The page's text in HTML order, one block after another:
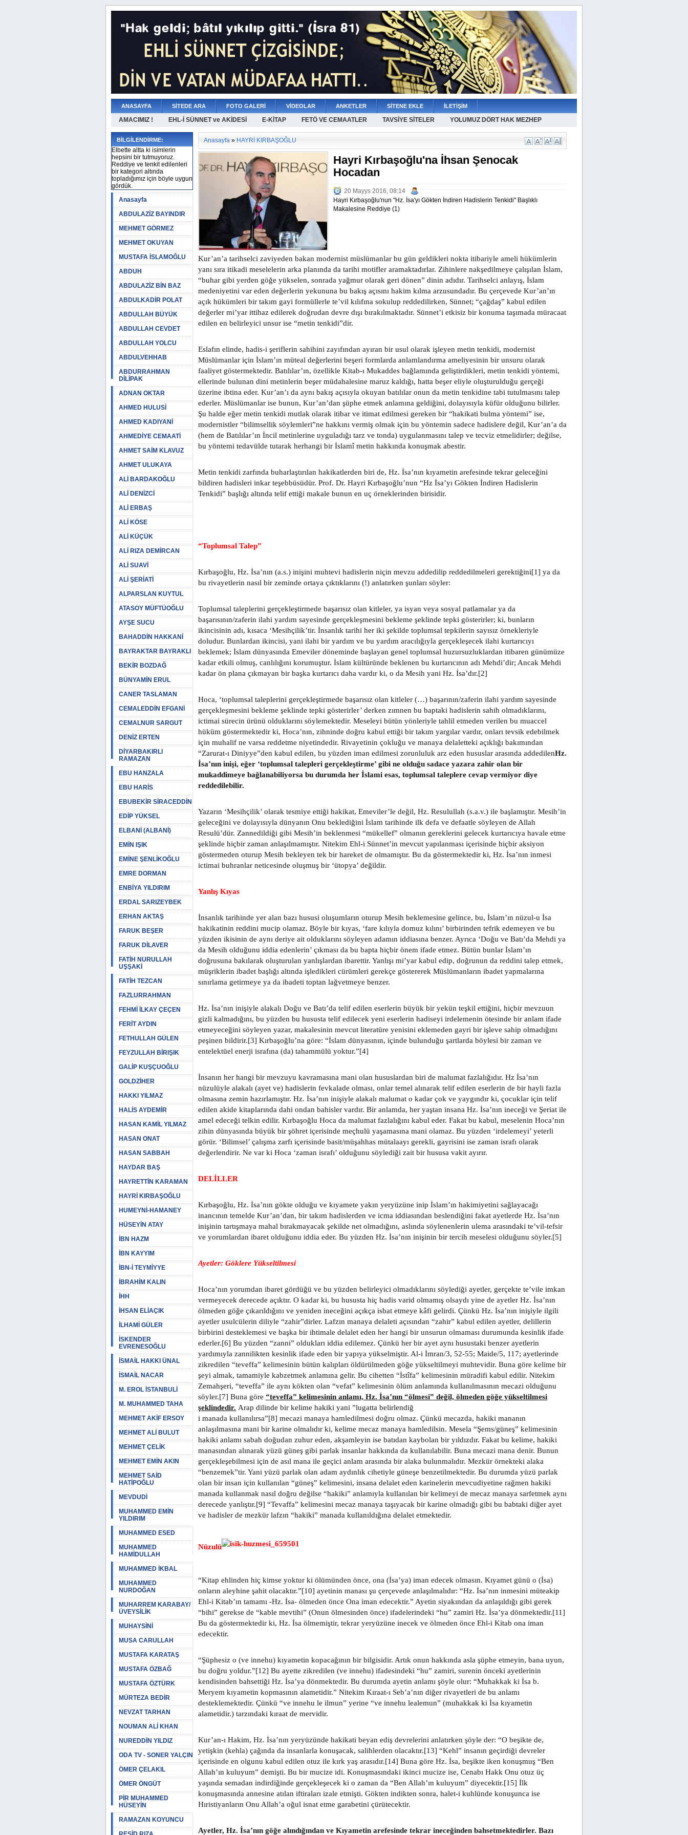
ANASAYFA SİTEDE ARA FOTO GALERİ VİDEOLAR ANKETLER SİTENE EKLE İLETİŞİM
AMACIMIZ ! EHL-İ SÜNNET ve AKİDESİ E-KİTAP FETÖ VE CEMAATLER TAVSİYE SİTELER YOLUMUZ DÖRT HAK MEZHEP
BİLGİLENDİRME:
Elbette altta ki isimlerin
hepsini bir tutmuyoruz.
Reddiye ve tenkit edilenleri
bir kategori altında
topladığımız için böyle uygun
gördük.
Anasayfa
ABDULAZİZ BAYINDIR
MEHMET GÖRMEZ
MEHMET OKUYAN
MUSTAFA İSLAMOĞLU
ABDUH
ABDULAZİZ BİN BAZ
ABDULKADİR POLAT
ABDULLAH BÜYÜK
ABDULLAH CEVDET
ABDULLAH YOLCU
ABDULVEHHAB
ABDURRAHMAN
DİLİPAK
ADNAN OKTAR
AHMED HULUSİ
AHMED KADIYANİ
AHMEDİYE CEMAATİ
AHMET SAİM KLAVUZ
AHMET ULUKAYA
ALİ BARDAKOĞLU
ALİ DENİZCİ
ALİ ERBAŞ
ALİ KÖSE
ALİ KÜÇÜK
ALİ RIZA DEMİRCAN
ALİ SUAVİ
ALİ ŞERİATİ
ALPARSLAN KUYTUL
ATASOY MÜFTÜOĞLU
AYŞE SUCU
BAHADDİN HAKKANİ
BAYRAKTAR BAYRAKLI
BEKİR BOZDAĞ
BÜNYAMİN ERUL
CANER TASLAMAN
CEMALEDDİN EFGANİ
CEMALNUR SARGUT
DENİZ ERTEN
DİYARBAKIRLI
RAMAZAN
EBU HANZALA
EBU HARİS
EBUBEKİR SİRACEDDİN
EDİP YÜKSEL
ELBANİ (ALBANİ)
EMİN IŞIK
EMİNE ŞENLİKOĞLU
EMRE DORMAN
ENBİYA YILDIRIM
ERDAL SARIZEYBEK
ERHAN AKTAŞ
FARUK BEŞER
FARUK DİLAVER
FATİH NURULLAH
UŞŞAKİ
FATİH TEZCAN
FAZLURRAHMAN
FEHMİ İLKAY ÇEÇEN
FERİT AYDIN
FETHULLAH GÜLEN
FEYZULLAH BİRIŞIK
GALİP KUŞÇUOĞLU
GOLDZİHER
HAKKI YILMAZ
HALİS AYDEMİR
HASAN KAMİL YILMAZ
HASAN ONAT
HASAN SABBAH
HAYDAR BAŞ
HAYRETTİN KARAMAN
HAYRİ KIRBAŞOĞLU
HUMEYNİ-HAMANEY
HÜSEYİN ATAY
İBN HAZM
İBN KAYYIM
İBN-İ TEYMİYYE
İBRAHİM KALIN
İHH
İHSAN ELİAÇIK
İLHAMİ GÜLER
İSKENDER
EVRENESOĞLU
İSMAİL HAKKI ÜNAL
İSMAİL NACAR
M. EROL İSTANBULİ
M. MUHAMMED TAHA
MEHMET AKİF ERSOY
MEHMET ALİ BULUT
MEHMET ÇELİK
MEHMET EMİN AKIN
MEHMET SAİD
HATİPOĞLU
MEVDUDİ
MUHAMMED EMİN
YILDIRIM
MUHAMMED ESED
MUHAMMED
HAMİDULLAH
MUHAMMED İKBAL
MUHAMMED
NURDOĞAN
MUHARREM KARABAY/
ÜVEYSİLİK
MUHAYSİNİ
MUSA CARULLAH
MUSTAFA KARATAŞ
MUSTAFA ÖZBAĞ
MUSTAFA ÖZTÜRK
MÜRTEZA BEDİR
NEVZAT TARHAN
NOUMAN ALİ KHAN
NUREDDİN YILDIZ
ODA TV - SONER YALÇIN
ÖMER ÇELAKIL
ÖMER ÖNGÜT
PİR MUHAMMED
HÜSEYİN
RAMAZAN KOYUNCU
Anasayfa » HAYRİ KIRBAŞOĞLU
Hayri Kırbaşoğlu'na İhsan Şenocak
Hocadan
20 Mayys 2016, 08:14
Hayri Kırbaşoğlu'nun "Hz. İsa'yı Gökten İndiren Hadislerin Tenkidi" Başlıklı
Makalesine Reddiye (1)
Kur’an’a tarihselci zaviyeden bakan modernist müslümanlar bu gün geldikleri nokta itibariyle ameli hükümlerin
yanı sıra itikadi meselelerin arka planında da tarihi motifler aramaktadırlar. Zihinlere nakşedilmeye çalışılan İslam,
“buhar gibi yerden göğe yükselen, sonrada yağmur olarak geri dönen” dinin adıdır. Tarihselci anlayış, İslam
medeniyetini var eden değerlerin yekununa bu bakış açısını hakim kılma arzusundadır. Bu çerçevede Kur’an’ın
açık hükümleri bir takım gayi formüllerle te’vil kılıfına sokulup reddedilirken, Sünnet; “çağdaş” kabul edilen
değerler mi’yar ittihaz edilerek doğrudan devre dışı bırakılmaktadır. Sünnet’i etkisiz bir konuma taşımada müracaat
edilen en belirleyici unsur ise “metin tenkidi”dir.
Eslafın elinde, hadis-i şeriflerin sahihini zayıfından ayıran bir usul olarak işleyen metin tenkidi, modernist
Müslümanlar için İslam’ın müteal değerlerini beşeri formlarda anlamlandırma ameliyesinin bir unsuru olarak
faaliyet göstermektedir. Batılılar’ın, özellikle Kitab-ı Mukaddes bağlamında geliştirdikleri, metin tenkidi yöntemi,
ellerinde bulunan dini metinlerin beşer müdahalesine maruz kaldığı, hatta beşer eliyle oluşturulduğu gerçeği
üzerine ibtina eder. Kur’an’ı da aynı bakış açısıyla okuyan batılılar onun da metin tenkidine tabi tutulmasını talep
ederler. Müslümanlar ise bunun, Kur’an’dan şüphe etmek anlamına geldiğini, dolayısıyla küfür olduğunu bilirler.
Şu halde eğer metin tenkidi mutlak olarak itibar ve itimat edilmesi gereken bir “hakikati bulma yöntemi” ise,
modernistler “bilimsellik söylemleri”ne hakkını vermiş olmak için bu yöntemin sadece hadislere değil, Kur’an’a da
(hem de Batılılar’ın İncil metinlerine uyguladığı tarz ve tonda) uygulanmasını talep ve tecviz etmelidirler; değilse,
bu yöntemi tedavülde tutarak herhangi bir İslamî metin hakkında konuşmak abestir.
Metin tenkidi zarfında buharlaştırılan hakikatlerden biri de, Hz. İsa’nın kıyametin arefesinde tekrar geleceğini
bildiren hadisleri inkar teşebbüsüdür. Prof. Dr. Hayri Kırbaşoğlu’nun “Hz İsa’yı Gökten İndiren Hadislerin
Tenkidi” başlığı altında telif ettiği makale bunun en uç örneklerinden birisidir.
“Toplumsal Talep”
Kırbaşoğlu, Hz. İsa’nın (a.s.) inişini muhtevi hadislerin niçin mevzu addedilip reddedilmeleri gerektiğini[1] ya da
bu rivayetlerin nasıl bir zeminde ortaya çıktıklarını (!) anlatırken şunları söyler:
Toplumsal taleplerini gerçekleştirmede başarısız olan kitleler, ya isyan veya sosyal patlamalar ya da
başarısının/zaferin ilahi yardım sayesinde gerçekleşmesini bekleme şeklinde tepki gösterirler; ki, bunların
ikincisinin adı, kısaca ‘Mesihçilik’tir. İnsanlık tarihi her iki şekilde toplumsal tepkilerin sayısız örnekleriyle
doludur. Bunlardan ikincisi, yani ilahi bir yardım ve bu yardım aracılığıyla gerçekleşecek ilahi kurtarıcıyı
beklemek; İslam dünyasında Emeviler döneminde başlayan genel toplumsal huzursuzluklardan itibaren günümüze
kadar etkili olmuş, canlılığını korumuştur. İslam kültüründe beklenen bu kurtarıcının adı Mehdi’dir; Ancak Mehdi
kadar ön plana çıkmayan bir başka kurtarıcı daha vardır ki, o da Mesih yani Hz. İsa’dır.[2]
Hoca, ‘toplumsal taleplerini gerçekleştirmede başarısız olan kitleler (…) başarının/zaferin ilahi yardım sayesinde
gerçekleşmesini bekleme şeklinde tepki gösterirler’ derken zımnen bu baptaki hadislerin sahih olmadıklarını,
ictimai sürecin ürünü olduklarını söylemektedir. Meseleyi bütün yönleriyle tahlil etmeden verilen bu muaccel
hüküm göstermektedir ki, Hoca’nın, zihninde doğru kabul ettiği bir takım yargılar vardır, onları tevsik edebilmek
için muhalif ne varsa reddetme niyetindedir. Rivayetinin çokluğu ve manaya delaletteki açıklığı bakımından
“Zarurat-ı Diniyye”den kabul edilen, bu yüzden iman edilmesi zorunluluk arz eden hususlar arasında addedilenHz.
İsa’nın inişi, eğer ‘toplumsal talepleri gerçekleştirme’ gibi ne olduğu sadace yazara zahir olan bir
mukaddimeye bağlanabiliyorsa bu durumda her İslami esas, toplumsal taleplere cevap vermiyor diye
reddedilebilir.
Yazarın ‘Mesihçilik’ olarak tesmiye ettiği hakikat, Emeviler’le değil, Hz. Resulullah (s.a.v.) ile başlamıştır. Mesih’in
geleceğini ve dolayısıyla dünyanın Onu beklediğini İslam tarihinde ilk defa ve defaatle söyleyen de Allah
Resulü’dür. Zannedildiği gibi Mesih’in beklenmesi “mükellef” olmanın gereklerini gelecek kurtarıcıya havale etme
şeklinde hiçbir zaman anlaşılmamıştır. Nitekim Ehl-i Sünnet’in mevcut yapılanması içerisinde hiçbir aksiyon
göstermeden oturup Mesih bekleyen tek bir hareket de olmamıştır. Bu da göstermektedir ki, Hz. İsa’nın inmesi
ictimai buhranlar neticesinde oluşmuş bir ‘ütopya’ değildir.
Yanlış Kıyas
İnsanlık tarihinde yer alan bazı hususi oluşumların oturup Mesih beklemesine gelince, bu, İslam’ın nüzul-u İsa
hakikatinin reddini mucip olamaz. Böyle bir kıyas, ‘fare kılıyla domuz kılını’ birbirinden tefrik edemeyen ve bu
yüzden ikisinin de aynı deriye ait olduklarını söyleyen adamın iddiasına benzer. Ayrıca ‘Doğu ve Batı’da Mehdi ya
da Mesih olduğunu iddia edenlerin’ çıkması da bu bapta hiçbir önem ifade etmez. Bütün bunlar İslam’ın
doğrusuna bakılarak oluşturulan yanlışlardan ibarettir. Yanlışı mi’yar kabul edip, doğrunun da reddini talep etmek,
müşriklerin ibadet başlığı altında işledikleri cürümleri gerekçe göstererek Müslümanların ibadet yapmalarına
sınırlama getirmeye ya da ibadeti toptan lağvetmeye benzer.
Hz. İsa’nın inişiyle alakalı Doğu ve Batı’da telif edilen eserlerin büyük bir yekün teşkil ettiğini, hiçbir mevzuun
gizli kalmadığını, bu yüzden bu hususta telif edilecek yeni eserlerin hadiseyi irdelemenin ötesinde bir anlam ifade
etmeyeceğini söyleyen yazar, makalesinin mevcut literatüre yenisini eklemeden gayri bir işleve sahip olmadığını
peşinen bildirir.[3] Kırbaşoğlu’na göre: “İslam dünyasının, içinde bulunduğu şartlarda böylesi bir zaman ve
entelektüel enerji israfına (da) tahammülü yoktur.”[4]
İnsanın her hangi bir mevzuyu kavramasına mani olan hususlardan biri de malumat fazlalığıdır. Hz İsa’nın
nüzulüyle alakalı (ayet ve) hadislerin fevkalade olması, onlar temel alınarak telif edilen eserlerin de bir hayli fazla
olmasına zemin hazırlamıştır. Hz. İsa’nın inişiyle alakalı malumat o kadar çok ve yaygındır ki, çocuklar için telif
edilen akide kitaplarında dahi ondan bahisler vardır. Bir anlamda, her yaştan insana Hz. İsa’nın ineceği ve Şeriat ile
amel edeceği telkin edilir. Kırbaşoğlu Hoca da malumat fazlalığını kabul eder. Fakat bu kabul, meselenin Hoca’nın
zihin dünyasında büyük bir şöhret içerisinde meçhulü yaşamasına mani olamaz. Bu yüzden ‘irdelemeyi’ yeterli
görür. ‘Bilimsel’ çalışma zarfı içerisinde basit/müşahhas mütalaayı gerekli, gayrisini ise zaman israfı olarak
değerlendirir. Ne var ki Hoca ‘zaman israfı’ olduğunu söylediği zait bir hususa vakit ayırır.
DELİLLER
Kırbaşoğlu, Hz. İsa’nın gökte olduğu ve kıyamete yakın yeryüzüne inip İslam’ın hakimiyetini sağlayacağı
inancının temelde Kur’an’dan, bir takım hadislerden ve icma iddiasından beslendiğini fakat ayetlerde Hz. İsa’nın
inişinin tartışmaya mahal bırakmayacak şekilde net olmadığını, aslında söylenenlerin ulema arasındaki te’vil-tefsir
ve yorumlardan ibaret olduğunu iddia eder. Bu yüzden Hz. İsa’nın inişinin bir tercih meselesi olduğunu söyler.[5]
Ayetler: Göklere Yükseltilmesi
Hoca’nın yorumdan ibaret gördüğü ve bu yüzden belirleyici olmadıklarını söylediği ayetler, gerçekte te’vile imkan
vermeyecek derecede açıktır. O kadar ki, bu hususta hiç hadis varid olmamış olsaydı yine de ayetler Hz. İsa’nın
ölmeden göğe çıkarıldığını ve yeniden ineceğini açıkça isbat etmeye kâfi gelirdi. Çünkü Hz. İsa’nın inişiyle ilgili
ayetler usulcülerin diliyle “zahir”dirler. Lafzın manaya delaleti açısından “zahir” kabul edilen ayetler, delillerin
birbirini desteklemesi ve başka bir ihtimale delalet eden her hangi bir unsurun olmaması durumunda kesinlik ifade
ederler.[6] Bu yüzden “zanni” oldukları iddia edilemez. Çünkü her bir ayet aynı husustaki benzer ayetlerin
yardımıyla zannilikten kesinlik ifade eden bir yapıya yükselmiştir. Al-i İmran/3, 52-55; Maide/5, 117; ayetlerinde
zikredilen “teveffa” kelimesinin bütün kalıpları öldürülmeden göğe yükseltilmeyi muhtevidir. Buna göre kelime bir
şeyi almak, tamamiyle kabzetmek anlamına gelir. Bu cihetten “İstîfa” kelimesinin müradifi kabul edilir. Nitekim
Zemahşeri, “teveffa” ile aynı kökten olan “vefat” kelimesinin ölüm anlamında kullanılmasının mecazi olduğunu
söyler.[7] Buna göre “teveffa” kelimesinin anlamı, Hz. İsa’nın “ölmesi” değil, ölmeden göğe yükseltilmesi
şeklindedir. Arap dilinde bir kelime hakiki yani ”lugatta belirlendiğ
i manada kullanılırsa”[8] mecazi manaya hamledilmesi doğru olmaz. Çünkü mecazda, hakiki mananın
anlaşılmasına mani bir karine olmalıdır ki, kelime mecaz manaya hamledilsin. Mesela “Şems/güneş” kelimesinin
hakiki anlamı sabah doğudan zuhur eden, akşamleyin ise batıdan kaybolan bir yıldızdır. Fakat bu kelime, hakiki
manasından alınarak yüzü güneş gibi parlak insanlar hakkında da kullanılabilir. Buna mecazi mana denir. Bunun
gerçekleşebilmesi için de asıl mana ile geçici anlam arasında bir alaka bulunmalıdır. Mezkür örnekteki alaka
“benzemek”tir. Yani yüzü parlak olan adam aydınlık cihetiyle güneşe benzetilmektedir. Bu durumda yüzü parlak
olan bir insan için kullanılan “güneş” kelimesini, insana delalet eden karinelerin mevcudiyetine rağmen hakiki
manada kullanmak nasıl doğru değilse “hakiki” anlamıyla kullanılan bir kelimeyi de mecaz manaya sarfetmek aynı
derecede yanlıştır.[9] “Tevaffa” kelimesini mecaz manaya taşıyacak bir karine olmadığı gibi bu babtaki diğer ayet
ve hadisler de mezkür lafzın “hakiki” manada kullanıldığına delalet etmektedir.
Nüzulü
“Kitap ehlinden hiç kimse yoktur ki ölümünden önce, ona (İsa’ya) iman edecek olmasın. Kıyamet günü o (İsa)
onların aleyhine şahit olacaktır.”[10] ayetinin manası şu çerçevede anlaşılmalıdır: “Hz. İsa’nın inmesini müteakip
Ehl-i Kitab’ın tamamı -Hz. İsa- ölmeden önce Ona iman edecektir.” Ayetin siyakından da anlaşıldığı gibi gerek
“bihi” gerekse de “kable mevtihi” (Onun ölmesinden önce) ifadelerindeki “hu” zamiri Hz. İsa’ya dönmektedir.[11]
Bu da göstermektedir ki, Hz. İsa ölmemiştir, tekrar yeryüzüne inecek ve ölmeden önce Ehl-i Kitab ona iman
edecektir.
“Şüphesiz o (ve innehu) kıyametin kopacağının bir bilgisidir. Artık onun hakkında asla şüphe etmeyin, bana uyun,
bu doğru yoldur.”[12] Bu ayette zikredilen (ve innehu) ifadesindeki “hu” zamiri, surenin önceki ayetlerinin
kendisinden bahsettiği Hz. İsa’ya dönmektedir. Bu durumda ayetin anlamı şöyle olur: “Muhakkak ki İsa b.
Meryem kıyametin kopmasının alametidir.” Nitekim Kıraat-ı Seb’a’nın diğer rivayetleri de bu anlamı
desteklemektedir. Çünkü “ve innehu le ilmun” yerine “ve innehu lealemun” (muhakkak ki İsa kıyametin
alametidir.) tarzındaki kıraat de mervidir.
Kur’an-ı Hakim, Hz. İsa’nın yeryüzünde hakikati beyan ediş devrelerini anlatırken şöyle der: “O beşikte de,
yetişkin (kehla) çağında da insanlarla konuşacak, salihlerden olacaktır.[13] “Kehl” insanın geçirdiği devreler
içerisinde en olgunu kabul edilen otuz ile kırk yaş arasıdır.[14] Buna göre Hz. İsa, beşikte iken konuşmuş “Ben
Allah’ın kuluyum” demişti. Bu bir mucize idi. Konuşmasındaki ikinci mucize ise, Cenabı Hakk Onu otuz üç
yaşında semadan indirdiğinde gerçekleşecek ki o zaman da “Ben Allah’ın kuluyum” diyecektir.[15] İlk
konuşmasında annesine atılan iftiraları izale etmişti. Gökten indikten sonra, halet-i kuhlünde konuşunca ise
Hıristiyanların Onu Allah’a oğul isnat etme garabetini çürütecektir.
Ayetler, Hz. İsa’nın göğe alındığından ve Kıyametin arefesinde tekrar ineceğinden bahsetmektedirler. Bazı